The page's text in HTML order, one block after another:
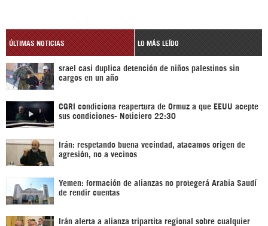
ÚLTIMAS NOTICIAS LO MÁS LEÍDO
srael casi duplica detención de niños palestinos sin
cargos en un año
CGRI condiciona reapertura de Ormuz a que EEUU acepte
sus condiciones- Noticiero 22:30
Irán: respetando buena vecindad, atacamos origen de
agresión, no a vecinos
Yemen: formación de alianzas no protegerá Arabia Saudí
de rendir cuentas
Irán alerta a alianza tripartita regional sobre cualquier